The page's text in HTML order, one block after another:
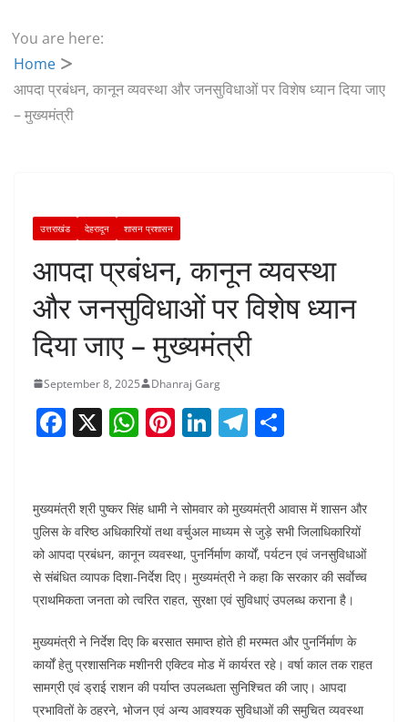
You are here:
Home
आपदा प्रबंधन, कानून व्यवस्था और जनसुविधाओं पर विशेष ध्यान दिया जाए
– मुख्यमंत्री
उत्तराखंड देहरादून शासन प्रशासन
आपदा प्रबंधन, कानून व्यवस्था
और जनसुविधाओं पर विशेष ध्यान
दिया जाए – मुख्यमंत्री
September 8, 2025 Dhanraj Garg
F
a
e
b
o
o
k
X W
h
s
A
p
p
Pi
nt
e
st
Li
n
e
dI
n
T
el
gr
a
m
e
मुख्यमंत्री श्री पुष्कर सिंह धामी ने सोमवार को मुख्यमंत्री आवास में शासन और
पुलिस के वरिष्ठ अधिकारियों तथा वर्चुअल माध्यम से जुड़े सभी जिलाधिकारियों
को आपदा प्रबंधन, कानून व्यवस्था, पुनर्निर्माण कार्यों, पर्यटन एवं जनसुविधाओं
से संबंधित व्यापक दिशा-निर्देश दिए। मुख्यमंत्री ने कहा कि सरकार की सर्वाेच्च
प्राथमिकता जनता को त्वरित राहत, सुरक्षा एवं सुविधाएं उपलब्ध कराना है।
मुख्यमंत्री ने निर्देश दिए कि बरसात समाप्त होते ही मरम्मत और पुनर्निर्माण के
कार्यों हेतु प्रशासनिक मशीनरी एक्टिव मोड में कार्यरत रहे। वर्षा काल तक राहत
सामग्री एवं ड्राई राशन की पर्याप्त उपलब्धता सुनिश्चित की जाए। आपदा
प्रभावितों के ठहरने, भोजन एवं अन्य आवश्यक सुविधाओं की समुचित व्यवस्था